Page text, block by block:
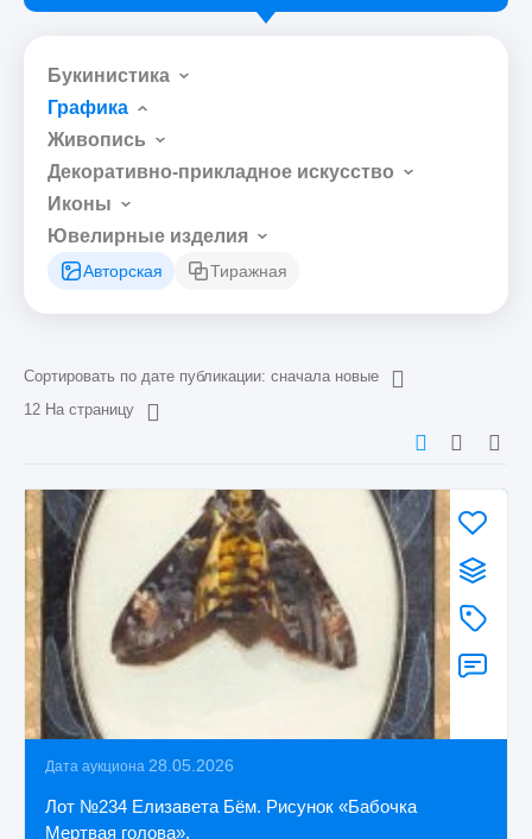
Букинистика
Графика
Живопись
Декоративно-прикладное искусство
Иконы
Ювелирные изделия
Авторская Тиражная
Сортировать по дате публикации: сначала новые
12 На страницу
Дата аукциона 28.05.2026
Лот №234 Елизавета Бём. Рисунок «Бабочка
Мертвая голова».